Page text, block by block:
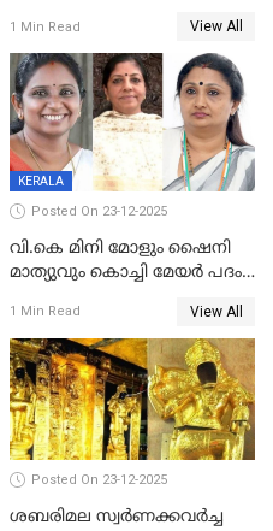
മരണത്തിന് കീഴടങ്ങി
1 Min Read View All
KERALA
Posted On 23-12-2025
വി.കെ മിനി മോളും ഷൈനി
മാത്യുവും കൊച്ചി മേയർ പദം
മേയറാകില്ല
1 Min Read View All
Posted On 23-12-2025
ശബരിമല സ്വര്‍ണക്കവര്‍ച്ച